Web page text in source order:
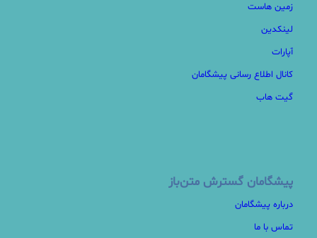
زمین هاست
لینکدین
آپارات
کانال اطلاع رسانی پیشگامان
گیت هاب
پیشگامان گسترش متن‌باز
درباره پیشگامان
تماس با ما